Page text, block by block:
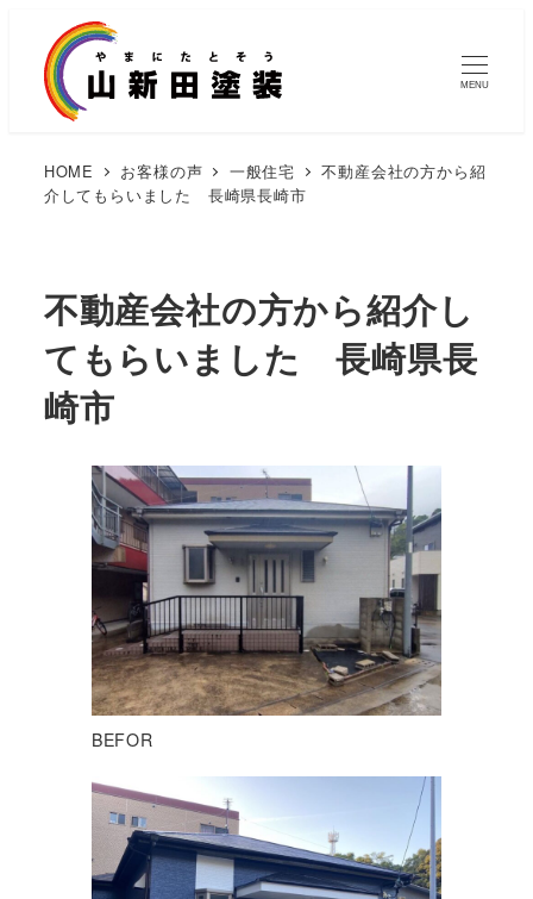
MENU
HOME お客様の声 一般住宅
不動産会社の方から紹
介してもらいました 長崎県長崎市
不動産会社の方から紹介し
てもらいました 長崎県長
崎市
BEFOR